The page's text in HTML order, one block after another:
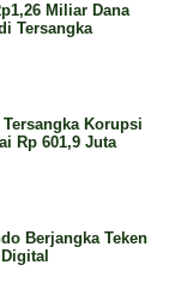
Miliar Dana
Tersangka
Korupsi
Rp 601,9 Juta
Berjangka Teken